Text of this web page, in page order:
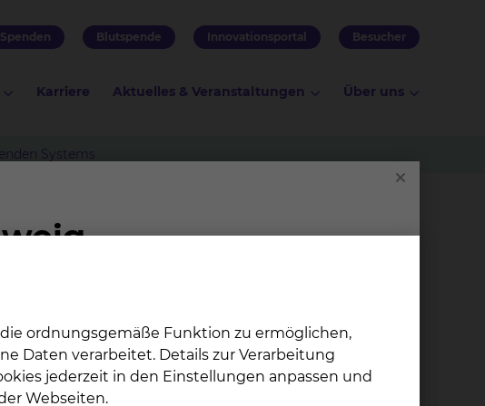
Spenden Blutspende Innovationsportal Besucher
Karriere Aktuelles & Veranstaltungen Über uns
Systems
Zen­tra­le Ein­rich­tung
ordnungsgemäße Funktion zu ermöglichen,
Daten verarbeitet. Details zur Verarbeitung
jederzeit in den Einstellungen anpassen und
Webseiten.